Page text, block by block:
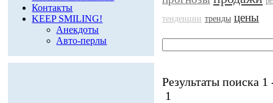
Контакты
KEEP SMILING!
Анекдоты
Авто-перлы
тенденции тренды цены
Результаты поиска 1
1